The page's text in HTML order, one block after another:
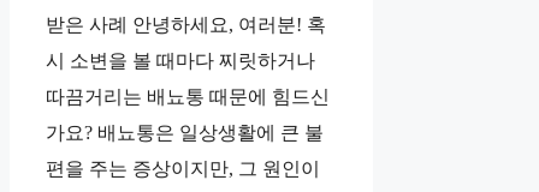
받은 사례 안녕하세요, 여러분! 혹
시 소변을 볼 때마다 찌릿하거나
따끔거리는 배뇨통 때문에 힘드신
가요? 배뇨통은 일상생활에 큰 불
편을 주는 증상이지만, 그 원인이